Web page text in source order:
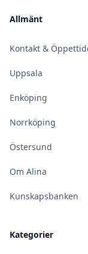
Allmänt
Kontakt &
Uppsala
Enköping
Norrköping
Östersund
Om Alina
Kunskapsbanken
Kategorier